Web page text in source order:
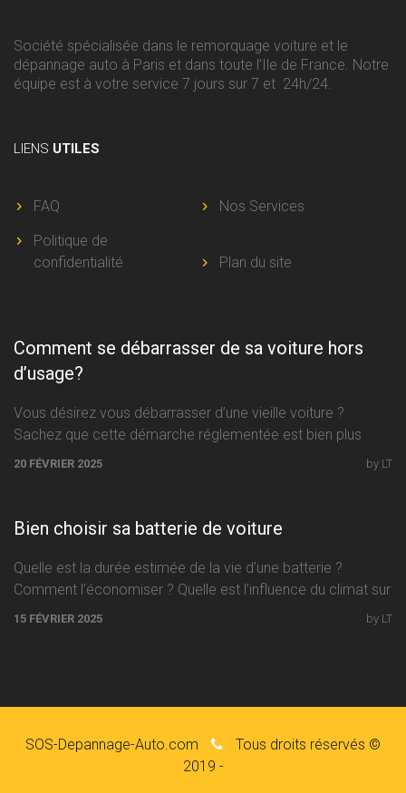
Société spécialisée dans le remorquage voiture et le
dépannage auto à Paris et dans toute l’Ile de France. Notre
équipe est à votre service 7 jours sur 7 et 24h/24.
LIENS UTILES
FAQ
Nos Services
Politique de
confidentialité
Plan du site
Comment se débarrasser de sa voiture hors
d’usage?
Vous désirez vous débarrasser d’une vieille voiture ?
Sachez que cette démarche réglementée est bien plus
facile à accomplir que
20 FÉVRIER 2025 by LT
Bien choisir sa batterie de voiture
Quelle est la durée estimée de la vie d’une batterie ?
Comment l’économiser ? Quelle est l’influence du climat sur
15 FÉVRIER 2025 by LT
SOS-Depannage-Auto.com
Tous droits réservés ©
2019 -